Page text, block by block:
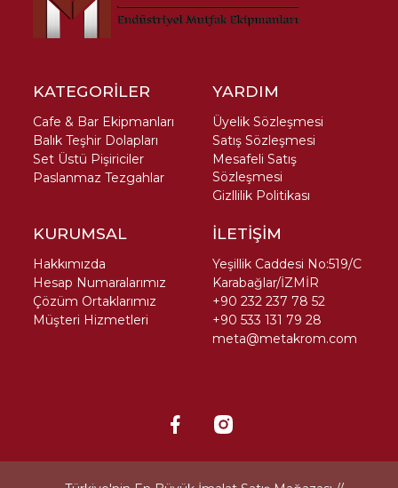
KATEGORİLER
Cafe & Bar Ekipmanları
Balık Teşhir Dolapları
Set Üstü Pişiriciler
Paslanmaz Tezgahlar
YARDIM
Üyelik Sözleşmesi
Satış Sözleşmesi
Mesafeli Satış
Sözleşmesi
Gizllilik Politikası
KURUMSAL
Hakkımızda
Hesap Numaralarımız
Çözüm Ortaklarımız
Müşteri Hizmetleri
İLETİŞİM
Yeşillik Caddesi No:519/C
Karabağlar/İZMİR
+90 232 237 78 52
+90 533 131 79 28
meta@metakrom.com